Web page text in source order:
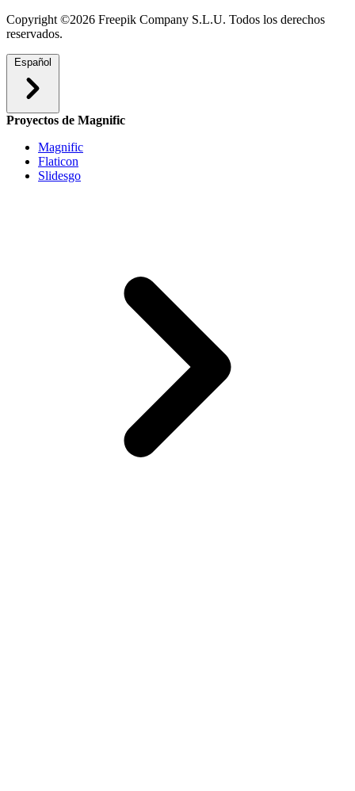
Copyright ©2026 Freepik Company S.L.U. Todos los derechos
reservados.
Español
Proyectos de Magnific
Magnific
Flaticon
Slidesgo